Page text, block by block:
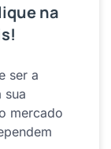
na
ser a
sua
mercado